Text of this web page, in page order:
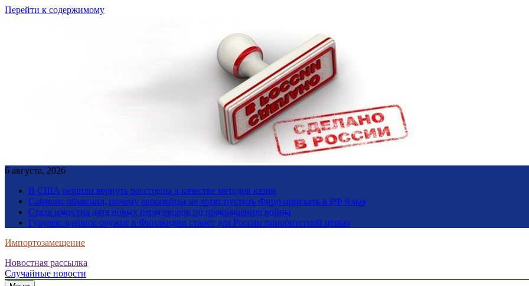
Перейти к содержимому
6 августа, 2026
В США решили вернуть расстрелы в качестве методов казни
Саймонс объяснил, почему европейцы не хотят пустить Фицо приехать в РФ 9 мая
Стала известна дата новых переговоров по прекращению войны
Гурулев: ядерное оружие в Финляндии станет для России приоритетной целью
Импортозамещение
Новостная рассылка
Случайные новости